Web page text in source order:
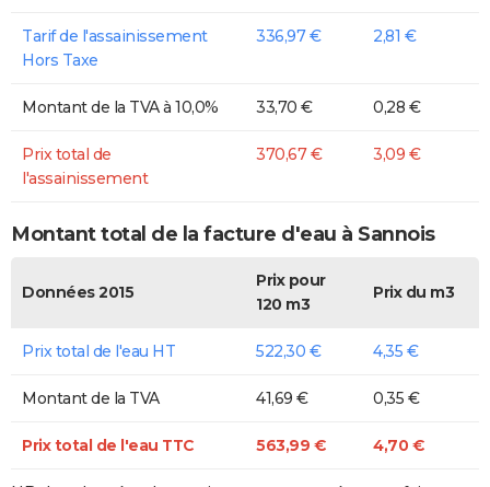
Tarif de l'assainissement
Hors Taxe
336,97 € 2,81 €
Montant de la TVA à 10,0% 33,70 € 0,28 €
Prix total de
l'assainissement
370,67 € 3,09 €
Montant total de la facture d'eau à Sannois
Données 2015
Prix pour
120 m3
Prix du m3
Prix total de l'eau HT 522,30 € 4,35 €
Montant de la TVA 41,69 € 0,35 €
Prix total de l'eau TTC 563,99 € 4,70 €